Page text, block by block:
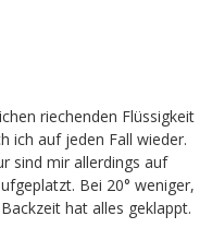
riechenden Flüssigkeit
ich auf jeden Fall wieder.
sind mir allerdings auf
Bei 20° weniger,
hat alles geklappt.